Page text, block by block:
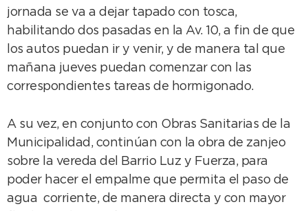
jornada se va a dejar tapado con tosca,
habilitando dos pasadas en la Av. 10, a fin de que
los autos puedan ir y venir, y de manera tal que
mañana jueves puedan comenzar con las
correspondientes tareas de hormigonado.
A su vez, en conjunto con Obras Sanitarias de la
Municipalidad, continúan con la obra de zanjeo
sobre la vereda del Barrio Luz y Fuerza, para
poder hacer el empalme que permita el paso de
agua corriente, de manera directa y con mayor